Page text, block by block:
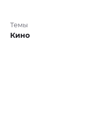
Темы
Кино